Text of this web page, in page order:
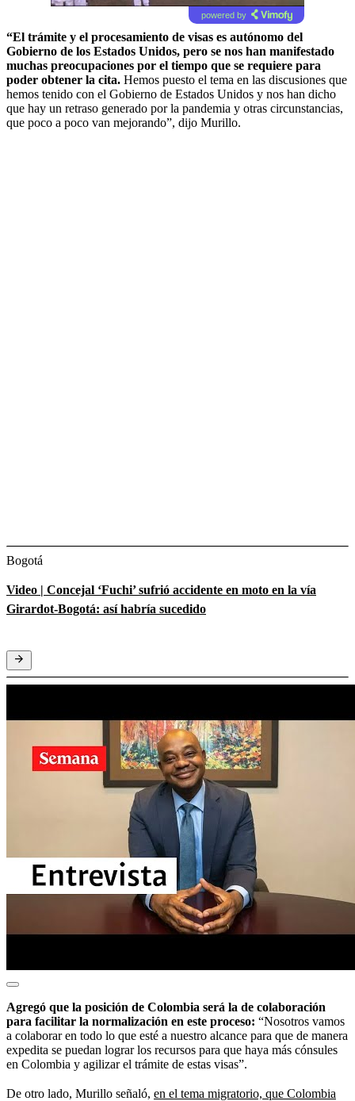
powered by
“El trámite y el procesamiento de visas es autónomo del
Gobierno de los Estados Unidos, pero se nos han manifestado
muchas preocupaciones por el tiempo que se requiere para
poder obtener la cita. Hemos puesto el tema en las discusiones que
hemos tenido con el Gobierno de Estados Unidos y nos han dicho
que hay un retraso generado por la pandemia y otras circunstancias,
que poco a poco van mejorando”, dijo Murillo.
Bogotá
Video | Concejal ‘Fuchi’ sufrió accidente en moto en la vía
Girardot-Bogotá: así habría sucedido
Agregó que la posición de Colombia será la de colaboración
para facilitar la normalización en este proceso: “Nosotros vamos
a colaborar en todo lo que esté a nuestro alcance para que de manera
expedita se puedan lograr los recursos para que haya más cónsules
en Colombia y agilizar el trámite de estas visas”.
De otro lado, Murillo señaló, en el tema migratorio, que Colombia